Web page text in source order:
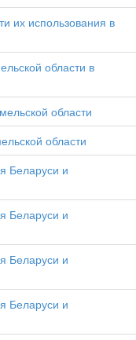
их использования в
области в
области
области
Беларуси и
Беларуси и
Беларуси и
Беларуси и